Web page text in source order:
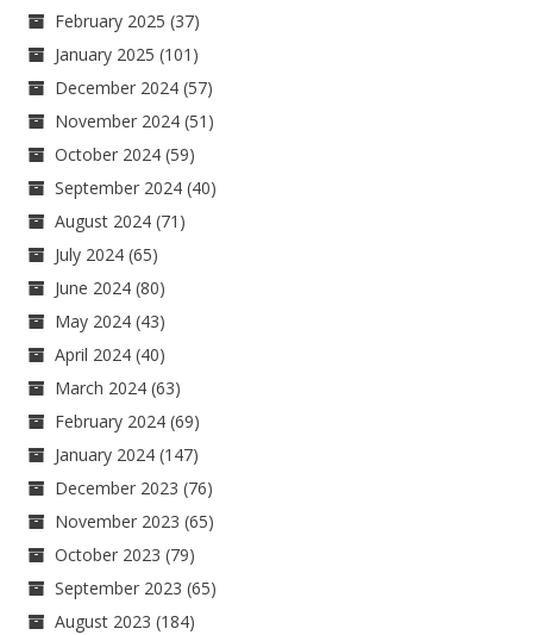
February 2025 (37)
January 2025 (101)
December 2024 (57)
November 2024 (51)
October 2024 (59)
September 2024 (40)
August 2024 (71)
July 2024 (65)
June 2024 (80)
May 2024 (43)
April 2024 (40)
March 2024 (63)
February 2024 (69)
January 2024 (147)
December 2023 (76)
November 2023 (65)
October 2023 (79)
September 2023 (65)
August 2023 (184)